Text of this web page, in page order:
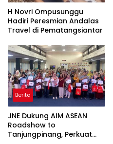
H Novri Ompusunggu
Hadiri Peresmian Andalas
Travel di Pematangsiantar
Berita
JNE Dukung AIM ASEAN
Roadshow to
Tanjungpinang, Perkuat